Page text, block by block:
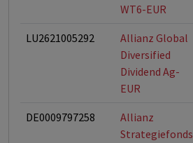
WT6-EUR
LU2621005292
Allianz Global
Diversified
Dividend Ag-
EUR
DE0009797258
Allianz
Strategiefonds